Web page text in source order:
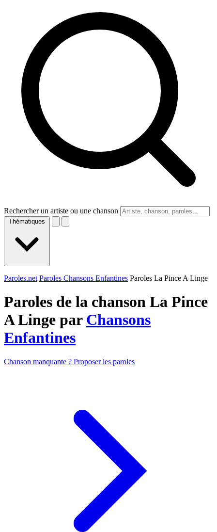
Rechercher un artiste ou une chanson
Thématiques
Paroles.net Paroles Chansons Enfantines Paroles La Pince A Linge
Paroles de la chanson La Pince
A Linge par Chansons
Enfantines
Chanson manquante ? Proposer les paroles